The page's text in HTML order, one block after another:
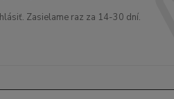
Zasielame raz za 14-30 dní.